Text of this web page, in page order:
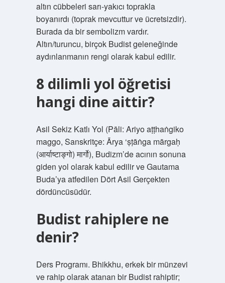
altın cübbeleri sarı-yakıcı toprakla
boyanırdı (toprak mevcuttur ve ücretsizdir).
Burada da bir sembolizm vardır.
Altın/turuncu, birçok Budist geleneğinde
aydınlanmanın rengi olarak kabul edilir.
8 dilimli yol öğretisi
hangi dine aittir?
Asil Sekiz Katlı Yol (Pāli: Ariyo aṭṭhaṅgiko
maggo, Sanskritçe: Ārya ‘ṣṭāṅga mārgaḥ
(आर्याष्टाङ्गो) मार्गो), Budizm’de acının sonuna
giden yol olarak kabul edilir ve Gautama
Buda’ya atfedilen Dört Asil Gerçekten
dördüncüsüdür.
Budist rahiplere ne
denir?
Ders Programı. Bhikkhu, erkek bir münzevi
ve rahip olarak atanan bir Budist rahiptir;